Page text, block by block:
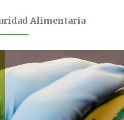
Alimentaria